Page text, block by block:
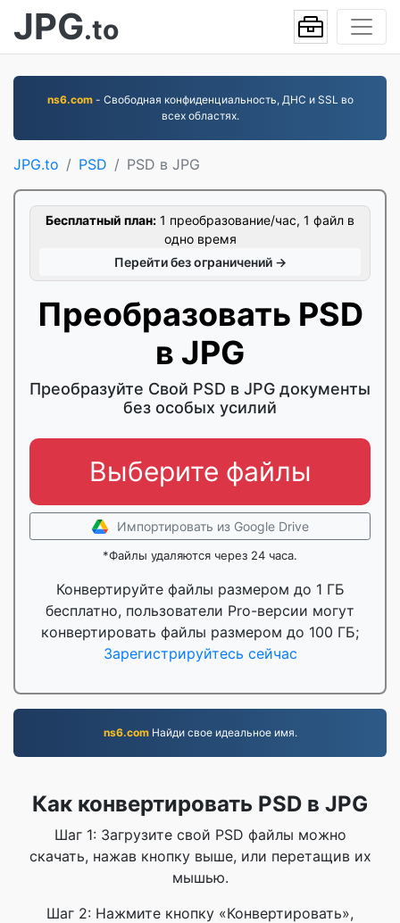
JPG.to
ns6.com- Свободная конфиденциальность, ДНС и SSL во
всех областях.
JPG.to PSD PSD в JPG
Бесплатный план: 1 преобразование/час, 1 файл в
одно время
Перейти без ограничений →
Преобразовать PSD
в JPG
Преобразуйте Свой PSD в JPG документы
без особых усилий
Выберите файлы
Импортировать из Google Drive
*Файлы удаляются через 24 часа.
Конвертируйте файлы размером до 1 ГБ
бесплатно, пользователи Pro-версии могут
конвертировать файлы размером до 100 ГБ;
Зарегистрируйтесь сейчас
ns6.comНайди свое идеальное имя.
Как конвертировать PSD в JPG
Шаг 1: Загрузите свой PSD файлы можно
скачать, нажав кнопку выше, или перетащив их
мышью.
Шаг 2: Нажмите кнопку «Конвертировать»,